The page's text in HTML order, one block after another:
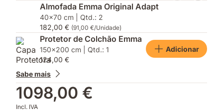
Almofada Emma Original Adapt
40x70 cm | Qtd.: 2
182,00 € (91,00 €/Unidade)
Protetor de Colchão Emma
150x200 cm | Qtd.: 1
124,00 €
Adicionar
Sabe mais
1098,00 €
Incl. IVA